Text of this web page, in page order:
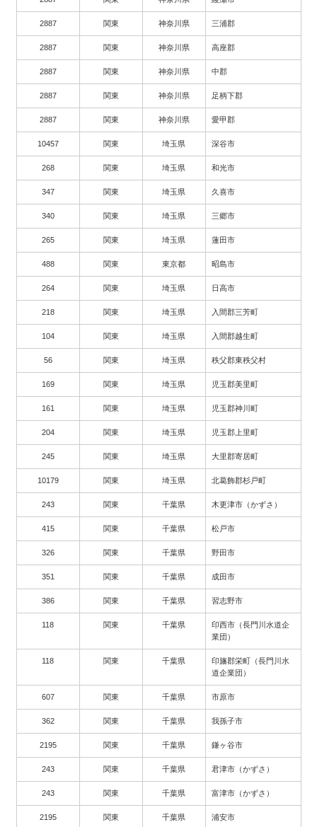
2887 関東 神奈川県 三浦郡
2887 関東 神奈川県 高座郡
2887 関東 神奈川県 中郡
2887 関東 神奈川県 足柄下郡
2887 関東 神奈川県 愛甲郡
10457 関東 埼玉県 深谷市
268 関東 埼玉県 和光市
347 関東 埼玉県 久喜市
340 関東 埼玉県 三郷市
265 関東 埼玉県 蓮田市
488 関東 東京都 昭島市
264 関東 埼玉県 日高市
218 関東 埼玉県 入間郡三芳町
104 関東 埼玉県 入間郡越生町
56 関東 埼玉県 秩父郡東秩父村
169 関東 埼玉県 児玉郡美里町
161 関東 埼玉県 児玉郡神川町
204 関東 埼玉県 児玉郡上里町
245 関東 埼玉県 大里郡寄居町
10179 関東 埼玉県 北葛飾郡杉戸町
243 関東 千葉県 木更津市（かずさ）
415 関東 千葉県 松戸市
326 関東 千葉県 野田市
351 関東 千葉県 成田市
386 関東 千葉県 習志野市
118 関東 千葉県
印西市（長門川水道企
業団）
118 関東 千葉県
印旛郡栄町（長門川水
道企業団）
607 関東 千葉県 市原市
362 関東 千葉県 我孫子市
2195 関東 千葉県 鎌ヶ谷市
243 関東 千葉県 君津市（かずさ）
243 関東 千葉県 富津市（かずさ）
2195 関東 千葉県 浦安市